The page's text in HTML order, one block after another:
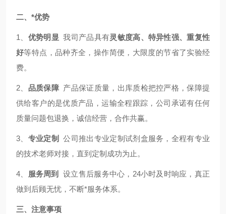
二、*优势
1、 优势明显 我司产品具有灵敏度高、特异性强、重复性
好等特点，品种齐全，操作简便，大限度的节省了实验经
费。
2、 品质保障产品保证质量，出库质检把控严格，保障提
供给客户的是优质产品，运输全程跟踪，公司承诺有任何
质量问题包退换，诚信经营，合作共赢。
3、 专业定制
公司推出专业定制试剂盒服务，全程有专业
的技术老师对接，直到定制成功为止。
4、 服务周到
设立售后服务中心，24小时及时响应，真正
做到后顾无忧，不断*服务体系。
三、注意事项